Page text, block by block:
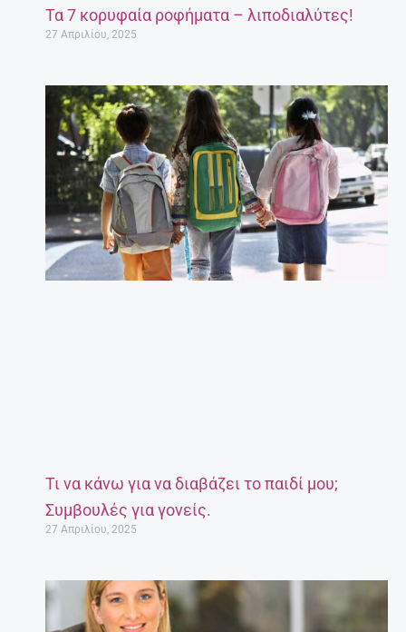
Τα 7 κορυφαία ροφήματα – λιποδιαλύτες!
27 Απριλίου, 2025
Τι να κάνω για να διαβάζει το παιδί μου;
Συμβουλές για γονείς.
27 Απριλίου, 2025